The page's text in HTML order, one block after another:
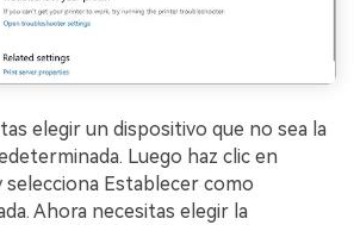
elegir un dispositivo que no sea la
Luego haz clic en
selecciona Establecer como
Ahora necesitas elegir la